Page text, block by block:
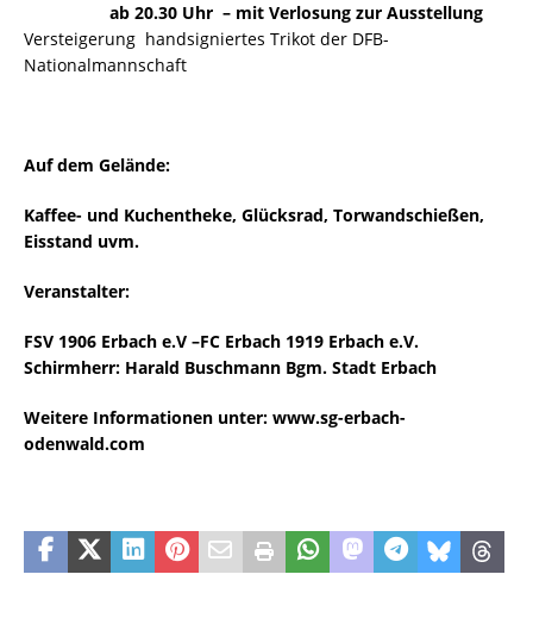
ab 20.30 Uhr – mit Verlosung zur Ausstellung
Versteigerung handsigniertes Trikot der DFB-
Nationalmannschaft
Auf dem Gelände:
Kaffee- und Kuchentheke, Glücksrad, Torwandschießen,
Eisstand uvm.
Veranstalter:
FSV 1906 Erbach e.V –FC Erbach 1919 Erbach e.V.
Schirmherr: Harald Buschmann Bgm. Stadt Erbach
Weitere Informationen unter: www.sg-erbach-
odenwald.com